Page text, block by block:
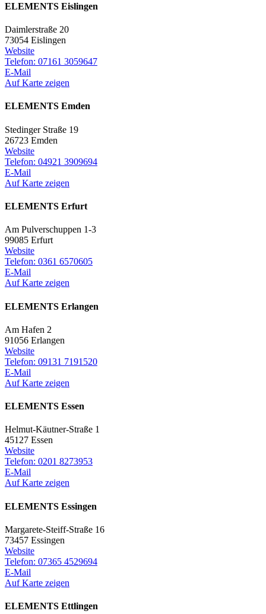
ELEMENTS Eislingen
Daimlerstraße 20
73054 Eislingen
Website
Telefon: 07161 3059647
E-Mail
Auf Karte zeigen
ELEMENTS Emden
Stedinger Straße 19
26723 Emden
Website
Telefon: 04921 3909694
E-Mail
Auf Karte zeigen
ELEMENTS Erfurt
Am Pulverschuppen 1-3
99085 Erfurt
Website
Telefon: 0361 6570605
E-Mail
Auf Karte zeigen
ELEMENTS Erlangen
Am Hafen 2
91056 Erlangen
Website
Telefon: 09131 7191520
E-Mail
Auf Karte zeigen
ELEMENTS Essen
Helmut-Käutner-Straße 1
45127 Essen
Website
Telefon: 0201 8273953
E-Mail
Auf Karte zeigen
ELEMENTS Essingen
Margarete-Steiff-Straße 16
73457 Essingen
Website
Telefon: 07365 4529694
E-Mail
Auf Karte zeigen
ELEMENTS Ettlingen